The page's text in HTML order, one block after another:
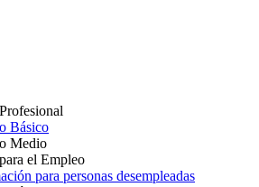
Básico
Medio
el Empleo
para personas desempleadas